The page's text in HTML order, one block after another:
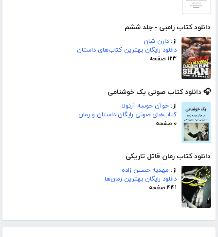
دانلود کتاب زامبی - جلد ششم
از: دارن شان
دانلود رایگان بهترین کتاب‌های داستان
۱۲۳ صفحه
🎧 دانلود کتاب صوتی یک خوشنامی
از: خوآن خوسه آرئولا
کتاب‌های صوتی رایگان داستان و رمان
۰ صفحه
دانلود کتاب رمان قاتل تاریکی
از: مهدیه حسین زاده
دانلود رایگان بهترین رمان‌ها
۴۴۱ صفحه